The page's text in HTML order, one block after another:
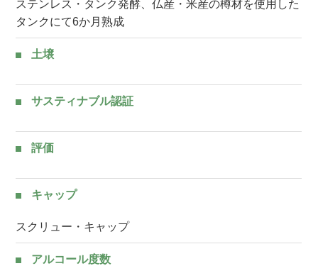
ステンレス・タンク発酵、仏産・米産の樽材を使用した
タンクにて6か月熟成
土壌
サスティナブル認証
評価
キャップ
スクリュー・キャップ
アルコール度数